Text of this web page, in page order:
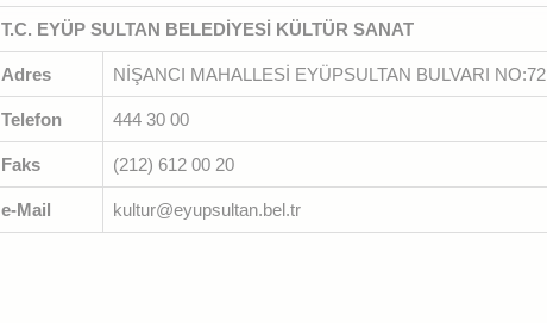
T.C. EYÜP SULTAN BELEDİYESİ KÜLTÜR SANAT
Adres NİŞANCI MAHALLESİ EYÜPSULTAN BULVARI NO:72
Telefon 444 30 00
Faks (212) 612 00 20
e-Mail kultur@eyupsultan.bel.tr